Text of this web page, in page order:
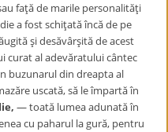
față de marile personalități
a fost schițată încă de pe
și desăvârșită de acest
curat al adevăratului cântec
buzunarul din dreapta al
uscată, să le împartă în
— toată lumea adunată în
cu paharul la gură, pentru